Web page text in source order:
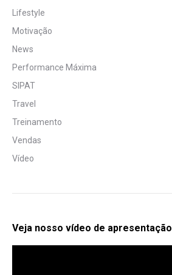
Lifestyle
Motivação
News
Performance Máxima
SIPAT
Travel
Treinamento
Vendas
Vídeo
Veja nosso vídeo de apresentação